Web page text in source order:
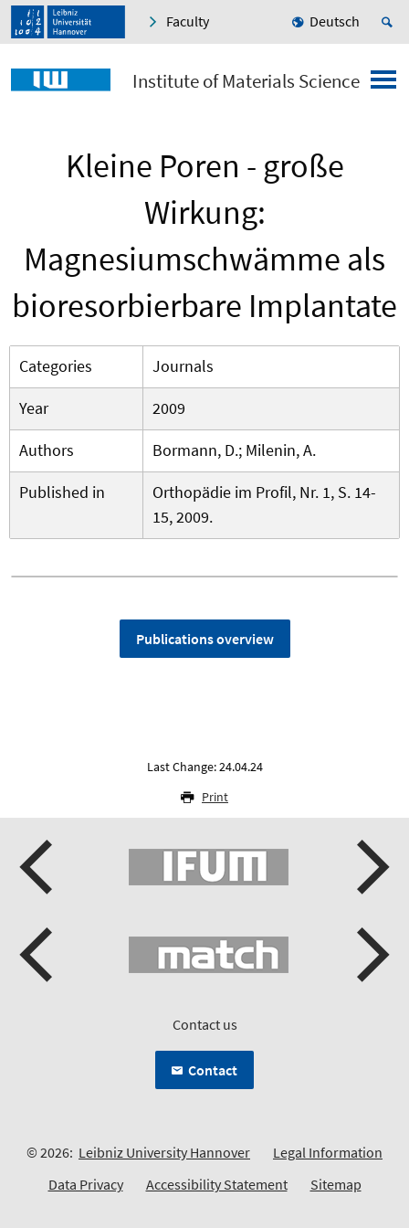
Faculty Deutsch
Institute of Materials Science
Kleine Poren - große
Wirkung:
Magnesiumschwämme als
bioresorbierbare Implantate
Categories
Journals
Year
2009
Authors
Bormann, D.; Milenin, A.
Published in
Orthopädie im Profil, Nr. 1, S. 14-
15, 2009.
Publications overview
Last Change: 24.04.24
Print
Contact us
Contact
© 2026: Leibniz University Hannover
Legal Information
Data Privacy
Accessibility Statement Sitemap